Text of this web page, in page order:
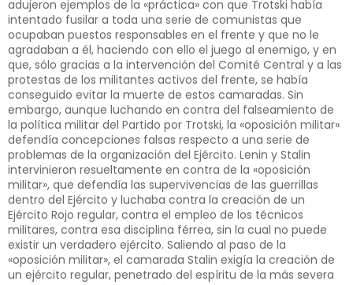
adujeron ejemplos de la «práctica» con que Trotski había
intentado fusilar a toda una serie de comunistas que
ocupaban puestos responsables en el frente y que no le
agradaban a él, haciendo con ello el juego al enemigo, y en
que, sólo gracias a la intervención del Comité Central y a las
protestas de los militantes activos del frente, se había
conseguido evitar la muerte de estos camaradas. Sin
embargo, aunque luchando en contra del falseamiento de
la política militar del Partido por Trotski, la «oposición militar»
defendía concepciones falsas respecto a una serie de
problemas de la organización del Ejército. Lenin y Stalin
intervinieron resueltamente en contra de la «oposición
militar», que defendía las supervivencias de las guerrillas
dentro del Ejército y luchaba contra la creación de un
Ejército Rojo regular, contra el empleo de los técnicos
militares, contra esa disciplina férrea, sin la cual no puede
existir un verdadero ejército. Saliendo al paso de la
«oposición militar», el camarada Stalin exigía la creación de
un ejército regular, penetrado del espíritu de la más severa